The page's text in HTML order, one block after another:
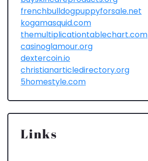
frenchbulldogpuppyforsale.net
kogamasquid.com
themultiplicationtablechart.com
casinoglamour.org
dextercoin.io
christianarticledirectory.org
5homestyle.com
Links